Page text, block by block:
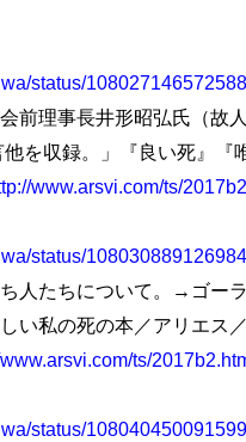
status/
前理事長井形昭弘氏（故
を収録。」『良い死』
www.arsvi.com/ts/
status/
たちについて。→ゴー
い私の死の本／アリエス
ts/
status/